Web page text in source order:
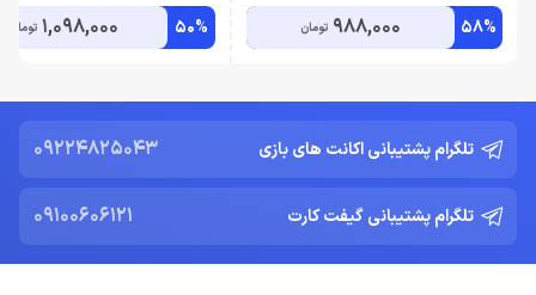
58%
988,000 تومان 50%
1,098,000 تومان
تلگرام پشتیبانی اکانت های بازی 09224825043
تلگرام پشتیبانی گیفت کارت 09100606121